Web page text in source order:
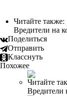
Читайте также:
Вредители на
Поделиться
Отправить
Класснуть
Похожее
Читайте
Вредители